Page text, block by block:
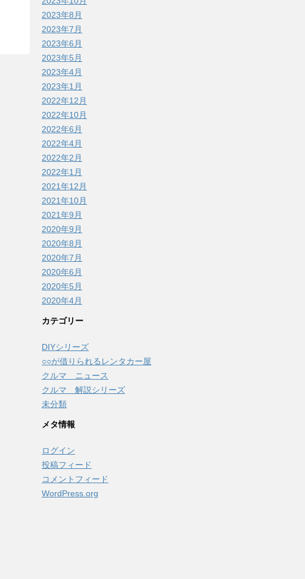
2023年8月
2023年7月
2023年6月
2023年5月
2023年4月
2023年1月
2022年12月
2022年10月
2022年6月
2022年4月
2022年2月
2022年1月
2021年12月
2021年10月
2021年9月
2020年9月
2020年8月
2020年7月
2020年6月
2020年5月
2020年4月
カテゴリー
DIYシリーズ
○○が借りられるレンタカー屋
クルマ ニュース
クルマ 解説シリーズ
未分類
メタ情報
ログイン
投稿フィード
コメントフィード
WordPress.org